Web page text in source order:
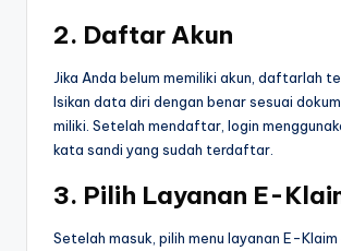
2. Daftar Akun
Jika Anda belum memiliki akun, daftarlah
Isikan data diri dengan benar sesuai
miliki. Setelah mendaftar, login
kata sandi yang sudah terdaftar.
3. Pilih Layanan E-
Setelah masuk, pilih menu layanan E-Klaim